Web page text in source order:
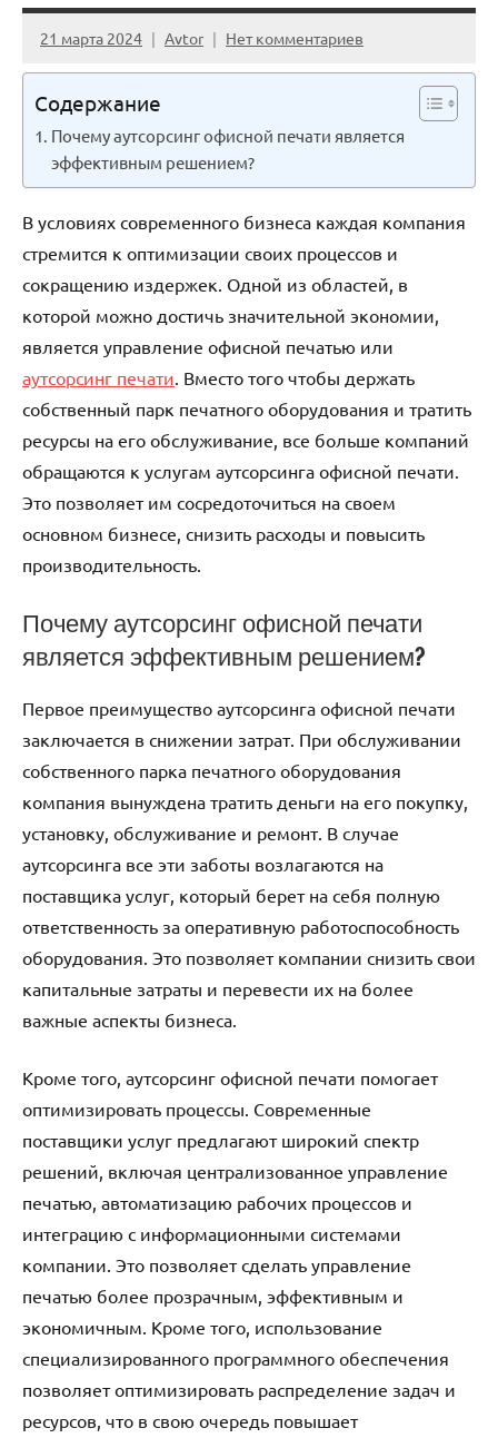
21 марта 2024 Avtor Нет комментариев
Содержание
Почему аутсорсинг офисной печати является
эффективным решением?
В условиях современного бизнеса каждая компания
стремится к оптимизации своих процессов и
сокращению издержек. Одной из областей, в
которой можно достичь значительной экономии,
является управление офисной печатью или
аутсорсинг печати. Вместо того чтобы держать
собственный парк печатного оборудования и тратить
ресурсы на его обслуживание, все больше компаний
обращаются к услугам аутсорсинга офисной печати.
Это позволяет им сосредоточиться на своем
основном бизнесе, снизить расходы и повысить
производительность.
Почему аутсорсинг офисной печати
является эффективным решением?
Первое преимущество аутсорсинга офисной печати
заключается в снижении затрат. При обслуживании
собственного парка печатного оборудования
компания вынуждена тратить деньги на его покупку,
установку, обслуживание и ремонт. В случае
аутсорсинга все эти заботы возлагаются на
поставщика услуг, который берет на себя полную
ответственность за оперативную работоспособность
оборудования. Это позволяет компании снизить свои
капитальные затраты и перевести их на более
важные аспекты бизнеса.
Кроме того, аутсорсинг офисной печати помогает
оптимизировать процессы. Современные
поставщики услуг предлагают широкий спектр
решений, включая централизованное управление
печатью, автоматизацию рабочих процессов и
интеграцию с информационными системами
компании. Это позволяет сделать управление
печатью более прозрачным, эффективным и
экономичным. Кроме того, использование
специализированного программного обеспечения
позволяет оптимизировать распределение задач и
ресурсов, что в свою очередь повышает